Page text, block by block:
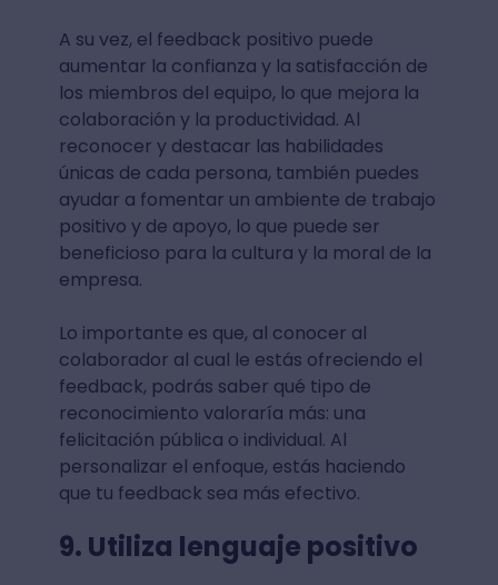
A su vez, el feedback positivo puede
aumentar la confianza y la satisfacción de
los miembros del equipo, lo que mejora la
colaboración y la productividad. Al
reconocer y destacar las habilidades
únicas de cada persona, también puedes
ayudar a fomentar un ambiente de trabajo
positivo y de apoyo, lo que puede ser
beneficioso para la cultura y la moral de la
empresa.
Lo importante es que, al conocer al
colaborador al cual le estás ofreciendo el
feedback, podrás saber qué tipo de
reconocimiento valoraría más: una
felicitación pública o individual. Al
personalizar el enfoque, estás haciendo
que tu feedback sea más efectivo.
9. Utiliza lenguaje positivo